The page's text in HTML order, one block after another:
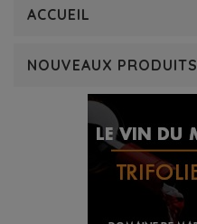
ACCUEIL
NOUVEAUX PRODUITS